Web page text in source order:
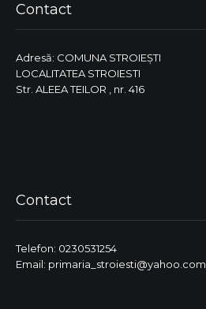
Contact
Adresă: COMUNA STROIEŞTI
LOCALITATEA STROIESTI
Str. ALEEA TEILOR , nr. 416
Contact
Telefon: 0230531254
Email: primaria_stroiesti@yahoo.com